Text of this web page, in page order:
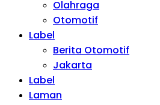
Olahraga
Otomotif
Label
Berita Otomotif
Jakarta
Label
Laman